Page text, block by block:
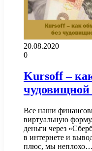
20.08.2020
0
Kursoff –
Все наши
виртуальную
деньги через
в интернете и
плюс, мы неплохо…